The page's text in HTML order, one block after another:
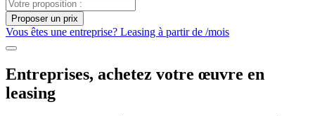
Proposer un prix
Vous êtes une entreprise? Leasing à partir de /mois
Entreprises, achetez votre œuvre en
leasing